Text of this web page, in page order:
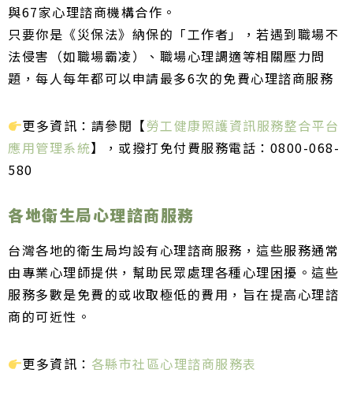
與67家心理諮商機構合作 。
只要你是《災保法》納保的「工作者」，若遇到職場不
法侵害（如職場霸凌）、職場心理調適等相關壓力問
題，每人每年都可以申請最多6次的免費心理諮商服務
更多資訊：請參閱【勞工健康照護資訊服務整合平台
應用管理系統】，或撥打免付費服務電話：0800-068-
580
各地衛生局心理諮商服務
台灣各地的衛生局均設有心理諮商服務，這些服務通常
由專業心理師提供，幫助民眾處理各種心理困擾。這些
服務多數是免費的或收取極低的費用，旨在提高心理諮
商的可近性。
更多資訊： 各縣市社區心理諮商服務表